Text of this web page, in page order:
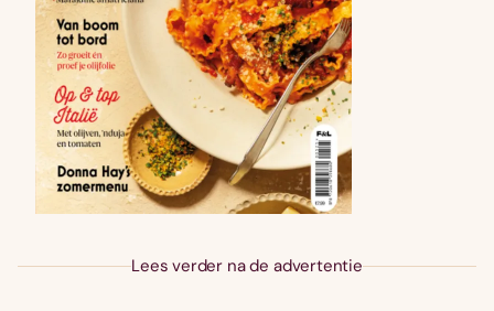
Lees verder na de advertentie